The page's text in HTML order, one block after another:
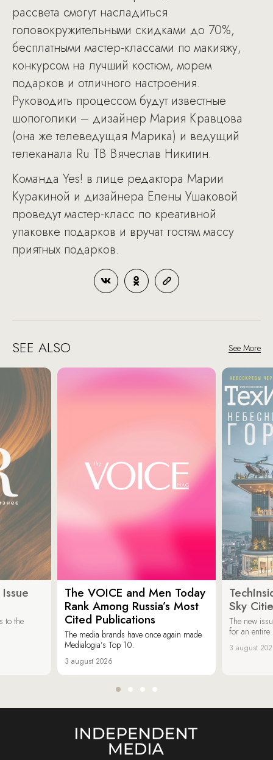
рассвета смогут насладиться
головокружительными скидками до 70%,
бесплатными мастер-классами по макияжу,
конкурсом на лучший костюм, морем
подарков и отличного настроения.
Руководить процессом будут известные
шопоголики – дизайнер Мария Кравцова
(она же телеведущая Марика) и ведущий
телеканала Ru ТВ Вячеслав Никитин.
Команда Yes! в лице редактора Марии
Куракиной и дизайнера Елены Ушаковой
проведут мастер-класс по креативной
упаковке подарков и вручат гостям массу
приятных подарков.
SEE ALSO See More
to the
The VOICE and Men Today
Rank Among Russia’s Most
Cited Publications
The media brands have once again made
Medialogia’s Top 10.
3 august 2026
Sky
The new
for an entire
3 august